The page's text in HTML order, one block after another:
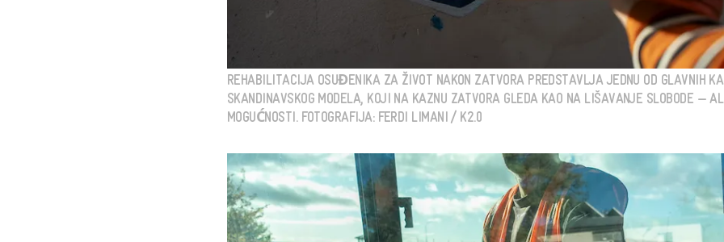
REHABILITACIJA OSUĐENIKA ZA ŽIVOT NAKON ZATVORA PREDSTAVLJA JEDNU OD GLAVNIH
SKANDINAVSKOG MODELA, KOJI NA KAZNU ZATVORA GLEDA KAO NA LIŠAVANJE SLOBODE —
MOGUĆNOSTI. FOTOGRAFIJA: FERDI LIMANI / K2.0